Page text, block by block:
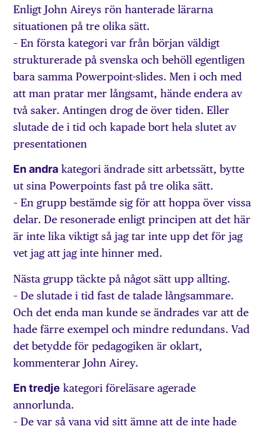
Enligt John Aireys rön hanterade lärarna
situationen på tre olika sätt.
– En första kategori var från början väldigt
strukturerade på svenska och behöll egentligen
bara samma Powerpoint-slides. Men i och med
att man pratar mer långsamt, hände endera av
två saker. Antingen drog de över tiden. Eller
slutade de i tid och kapade bort hela slutet av
presentationen
En andra kategori ändrade sitt arbetssätt, bytte
ut sina Powerpoints fast på tre olika sätt.
– En grupp bestämde sig för att hoppa över vissa
delar. De resonerade enligt principen att det här
är inte lika viktigt så jag tar inte upp det för jag
vet jag att jag inte hinner med.
Nästa grupp täckte på något sätt upp allting.
– De slutade i tid fast de talade långsammare.
Och det enda man kunde se ändrades var att de
hade färre exempel och mindre redundans. Vad
det betydde för pedagogiken är oklart,
kommenterar John Airey.
En tredje kategori föreläsare agerade
annorlunda.
– De var så vana vid sitt ämne att de inte hade